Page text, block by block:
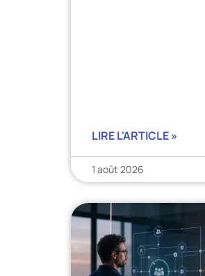
LIRE L'ARTICLE »
1 août 2026